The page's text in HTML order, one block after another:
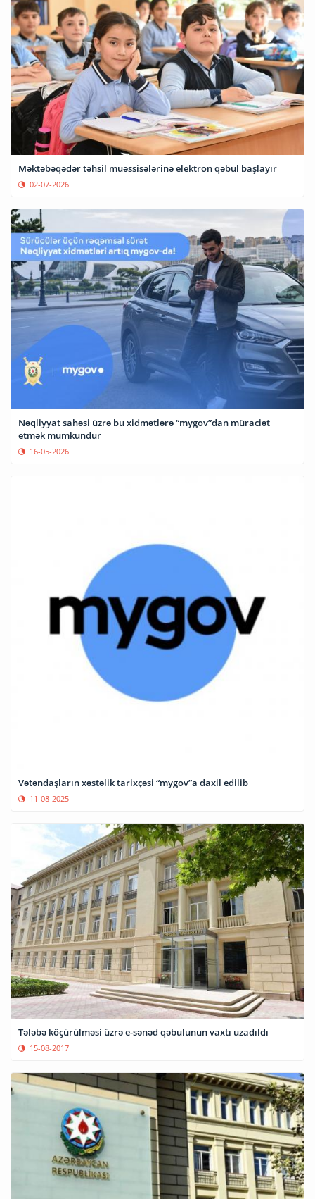
Məktəbəqədər təhsil müəssisələrinə elektron qəbul başlayır
02-07-2026
Nəqliyyat sahəsi üzrə bu xidmətlərə “mygov”dan müraciət
etmək mümkündür
16-05-2026
Vətəndaşların xəstəlik tarixçəsi “mygov”a daxil edilib
11-08-2025
Tələbə köçürülməsi üzrə e-sənəd qəbulunun vaxtı uzadıldı
15-08-2017